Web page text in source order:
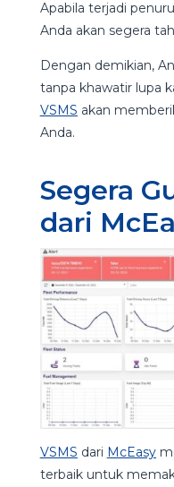
Apabila terjadi
Anda akan segera
Dengan demikian,
tanpa khawatir lupa
VSMS akan
Anda.
Segera
dari
VSMS dari McEasy
terbaik untuk